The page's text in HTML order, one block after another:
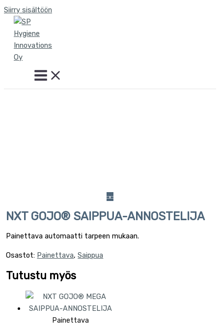
Siirry sisältöön
NXT GOJO® SAIPPUA-ANNOSTELIJA
Painettava automaatti tarpeen mukaan.
Osastot: Painettava,Saippua
Tutustu myös
Painettava